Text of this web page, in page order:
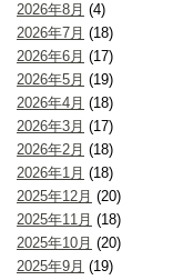
2026年8月 (4)
2026年7月 (18)
2026年6月 (17)
2026年5月 (19)
2026年4月 (18)
2026年3月 (17)
2026年2月 (18)
2026年1月 (18)
2025年12月 (20)
2025年11月 (18)
2025年10月 (20)
2025年9月 (19)